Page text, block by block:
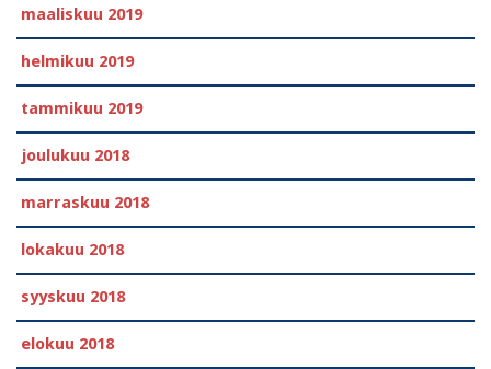
maaliskuu 2019
helmikuu 2019
tammikuu 2019
joulukuu 2018
marraskuu 2018
lokakuu 2018
syyskuu 2018
elokuu 2018